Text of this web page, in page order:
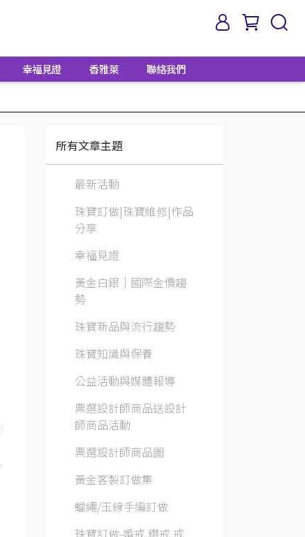
幸福見證 香雅萊 聯絡我們
所有文章主題
最新活動
珠寶訂做|珠寶維修|作品
分享
幸福見證
黃金白銀│國際金價趨
勢
珠寶新品與流行趨勢
珠寶知識與保養
公益活動與媒體報導
票選設計師商品送設計
師商品活動
票選設計師商品圖
黃金客製訂做集
蠟繩/玉線手編訂做
珠寶訂做-婚戒.鑽戒.戒